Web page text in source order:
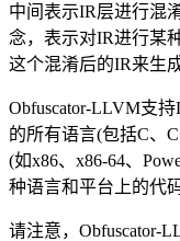
中间表示IR层进行混
念，表示对IR进行某
这个混淆后的IR来生
Obfuscator-LLVM支
的所有语言(包括C、
(如x86、x86-64、
种语言和平台上的代
请注意，Obfuscator-